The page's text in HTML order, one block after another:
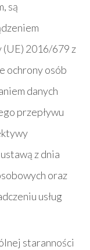
są
(UE) 2016/679 z
ochrony osób
danych
przepływu
z dnia
oraz
usług
staranności